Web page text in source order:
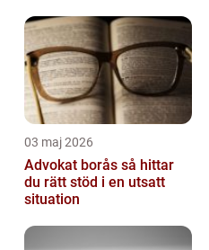
03 maj 2026
Advokat borås så hittar
du rätt stöd i en utsatt
situation